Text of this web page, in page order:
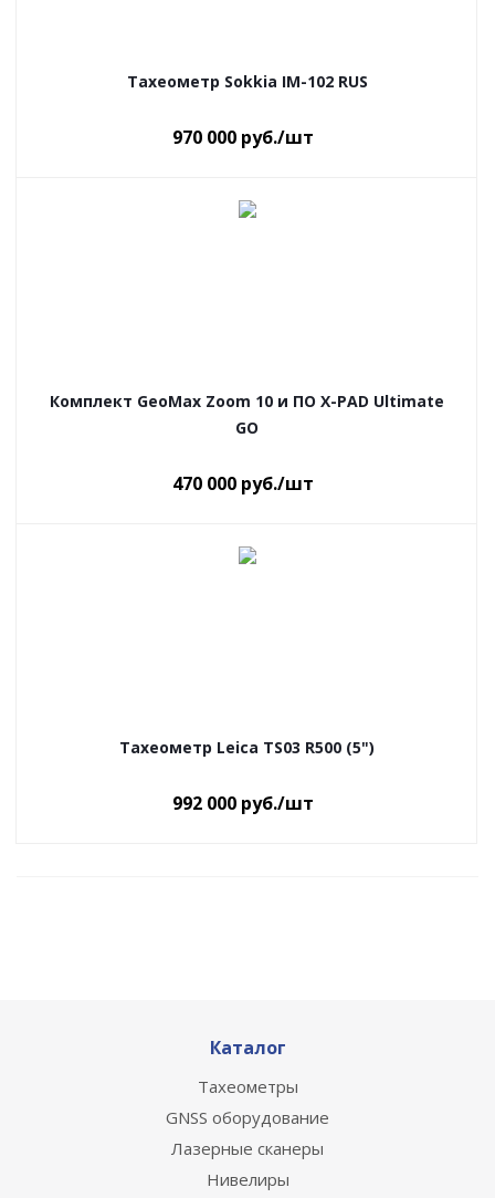
Тахеометр Sokkia IM-102 RUS
970 000 руб./шт
Комплект GeoMax Zoom 10 и ПО X-PAD Ultimate
GO
470 000 руб./шт
Тахеометр Leica TS03 R500 (5")
992 000 руб./шт
Каталог
Тахеометры
GNSS оборудование
Лазерные сканеры
Нивелиры